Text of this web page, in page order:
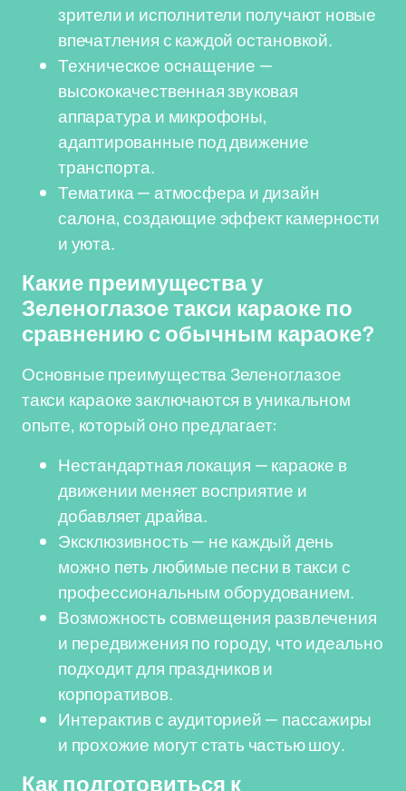
зрители и исполнители получают новые
впечатления с каждой остановкой.
Техническое оснащение —
высококачественная звуковая
аппаратура и микрофоны,
адаптированные под движение
транспорта.
Тематика — атмосфера и дизайн
салона, создающие эффект камерности
и уюта.
Какие преимущества у
Зеленоглазое такси караоке по
сравнению с обычным караоке?
Основные преимущества Зеленоглазое
такси караоке заключаются в уникальном
опыте, который оно предлагает:
Нестандартная локация — караоке в
движении меняет восприятие и
добавляет драйва.
Эксклюзивность — не каждый день
можно петь любимые песни в такси с
профессиональным оборудованием.
Возможность совмещения развлечения
и передвижения по городу, что идеально
подходит для праздников и
корпоративов.
Интерактив с аудиторией — пассажиры
и прохожие могут стать частью шоу.
Как подготовиться к